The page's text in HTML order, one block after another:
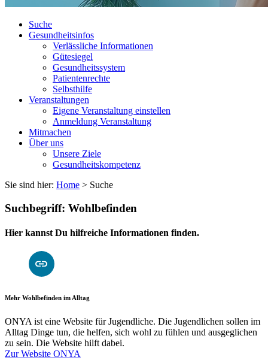
Suche
Gesundheitsinfos
Verlässliche Informationen
Gütesiegel
Gesundheitssystem
Patientenrechte
Selbsthilfe
Veranstaltungen
Eigene Veranstaltung einstellen
Anmeldung Veranstaltung
Mitmachen
Über uns
Unsere Ziele
Gesundheitskompetenz
Sie sind hier: Home > Suche
Suchbegriff: Wohlbefinden
Hier kannst Du hilfreiche Informationen finden.
Mehr Wohlbefinden im Alltag
ONYA ist eine Website für Jugendliche. Die Jugendlichen sollen im
Alltag Dinge tun, die helfen, sich wohl zu fühlen und ausgeglichen
zu sein. Die Website hilft dabei.
Zur Website ONYA